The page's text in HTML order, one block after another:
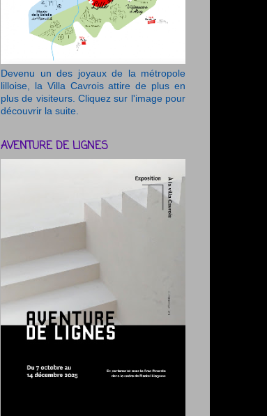
Devenu un des joyaux de la métropole
lilloise, la Villa Cavrois attire de plus en
plus de visiteurs. Cliquez sur l'image pour
découvrir la suite.
AVENTURE DE LIGNES